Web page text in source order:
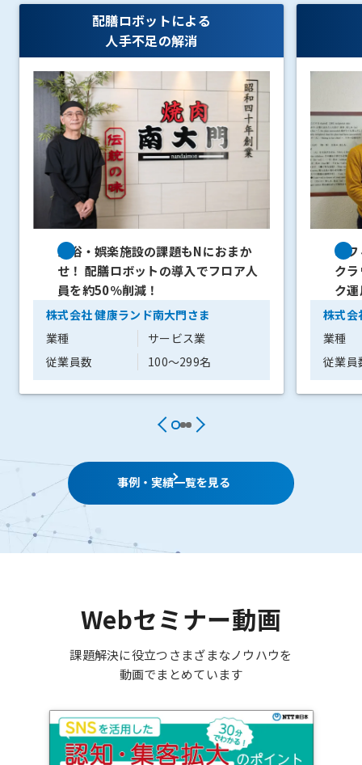
配膳ロボットによる
人手不足の解消
温浴・娯楽施設の課題もNにおまか
せ！ 配膳ロボットの導入でフロア人
員を約50％削減！
株式会社 健康ランド南大門さま
業種
サービス業
従業員数
100〜299名
オ
ク
ク
株式会
業種
従業員
事例・実績一覧を見る
Webセミナー動画
課題解決に役立つさまざまなノウハウを
動画でまとめています